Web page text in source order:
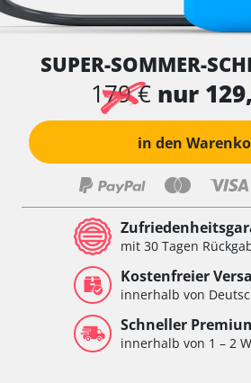
SUPER-SOMMER-
179 € nur
in den
mit 30 Tagen
Kostenfreier
innerhalb von
Schneller
innerhalb von 1 – 2